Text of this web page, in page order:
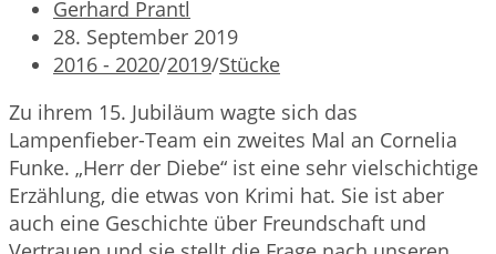
Beitrags-
Autor:
Gerhard Prantl
Beitrag
veröffentlicht:
28. September 2019
Beitrags-
2016 - 2020/2019/Stücke
Zu ihrem 15. Jubiläum wagte sich das
Lampenfieber-Team ein zweites Mal an Cornelia
Funke. „Herr der Diebe“ ist eine sehr vielschichtige
Erzählung, die etwas von Krimi hat. Sie ist aber
auch eine Geschichte über Freundschaft und